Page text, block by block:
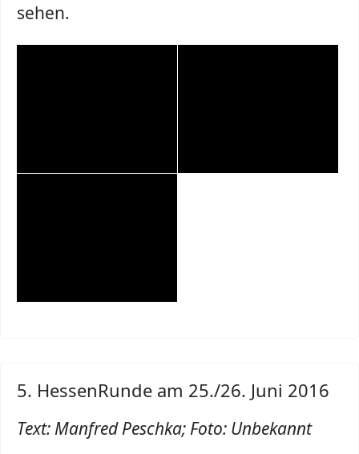
sehen.
5. HessenRunde am 25./26. Juni 2016
Text: Manfred Peschka; Foto: Unbekannt